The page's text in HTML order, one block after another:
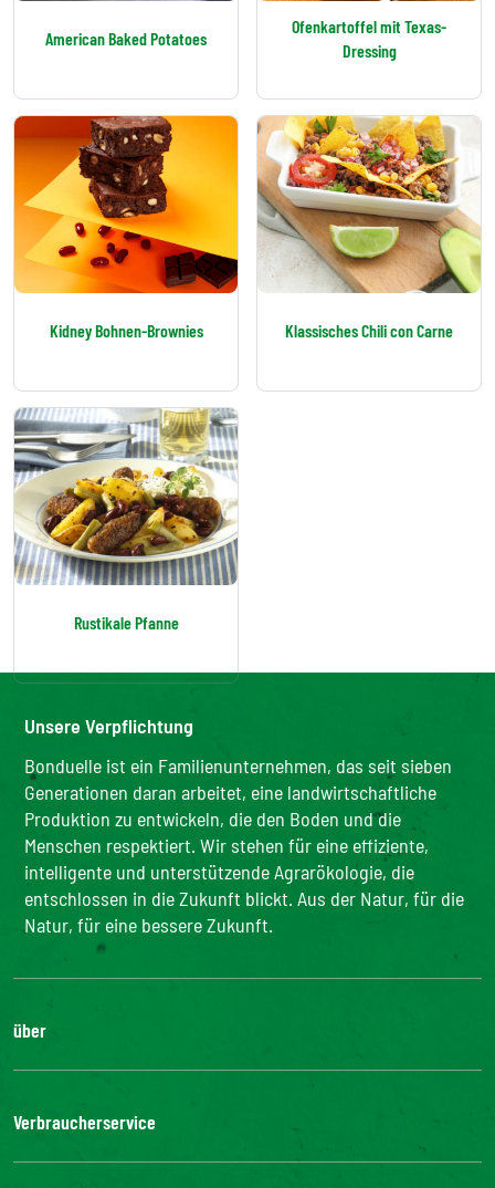
American Baked Potatoes
Ofenkartoffel mit Texas-
Dressing
Kidney Bohnen-Brownies Klassisches Chili con Carne
Rustikale Pfanne
Unsere Verpflichtung
Bonduelle ist ein Familienunternehmen, das seit sieben
Generationen daran arbeitet, eine landwirtschaftliche
Produktion zu entwickeln, die den Boden und die
Menschen respektiert. Wir stehen für eine effiziente,
intelligente und unterstützende Agrarökologie, die
entschlossen in die Zukunft blickt. Aus der Natur, für die
Natur, für eine bessere Zukunft.
über
Die Gruppe
Bonduelle-Stiftung
Verbraucherservice
FAQ